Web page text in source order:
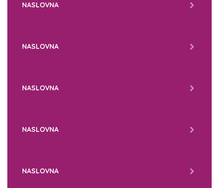
NASLOVNA
NASLOVNA
NASLOVNA
NASLOVNA
NASLOVNA